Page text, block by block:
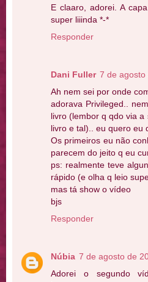
E claaro, adorei. A
super liiinda *-*
Responder
Dani Fuller 7 de
Ah nem sei por onde
adorava Privileged..
livro (lembor q qdo via
livro e tal).. eu quero eu
Os primeiros eu não
parecem do jeito q eu
ps: realmente teve
rápido (e olha q leio
mas tá show o vídeo
bjs
Responder
Núbia 7 de agosto de
Adorei o segundo